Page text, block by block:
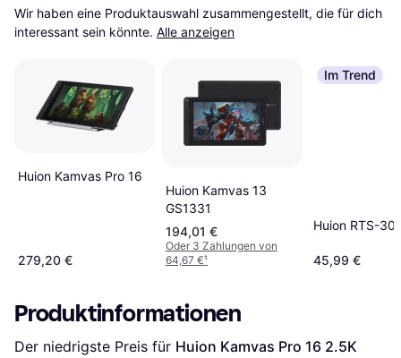
Wir haben eine Produktauswahl zusammengestellt, die für dich
interessant sein könnte. Alle anzeigen
Huion Kamvas Pro 16
279,20 €
Huion Kamvas 13
GS1331
194,01 €
Oder 3 Zahlungen von
64,67 €¹
Im Trend
Huion RTS-
45,99 €
Produktinformationen
Der niedrigste Preis für Huion Kamvas Pro 16 2.5K